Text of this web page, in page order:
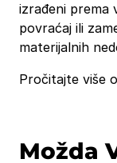
izrađeni prema
povraćaj ili
materijalnih
Pročitajte više
Možda